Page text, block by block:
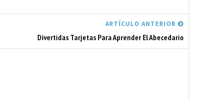
ARTÍCULO ANTERIOR
Divertidas Tarjetas Para Aprender El Abecedario